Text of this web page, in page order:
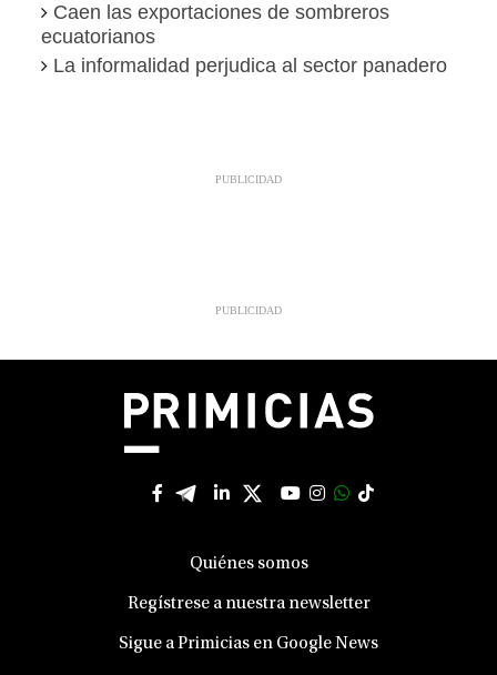
Caen las exportaciones de sombreros
ecuatorianos
La informalidad perjudica al sector panadero
Quiénes somos
Regístrese a nuestra newsletter
Sigue a Primicias en Google News